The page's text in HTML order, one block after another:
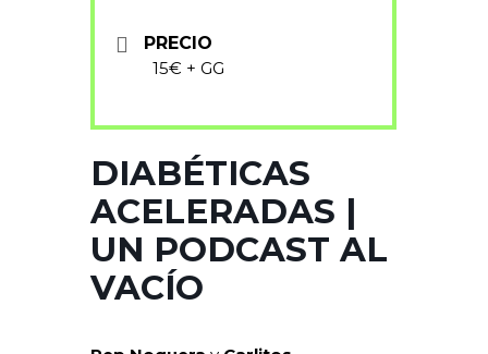
PRECIO
15€ + GG
DIABÉTICAS
ACELERADAS |
UN PODCAST AL
VACÍO